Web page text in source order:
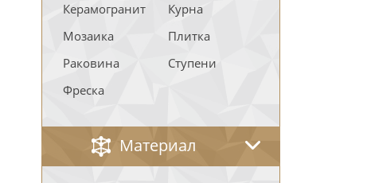
Керамогранит
Курна
Мозаика
Плитка
Раковина
Ступени
Фреска
Материал